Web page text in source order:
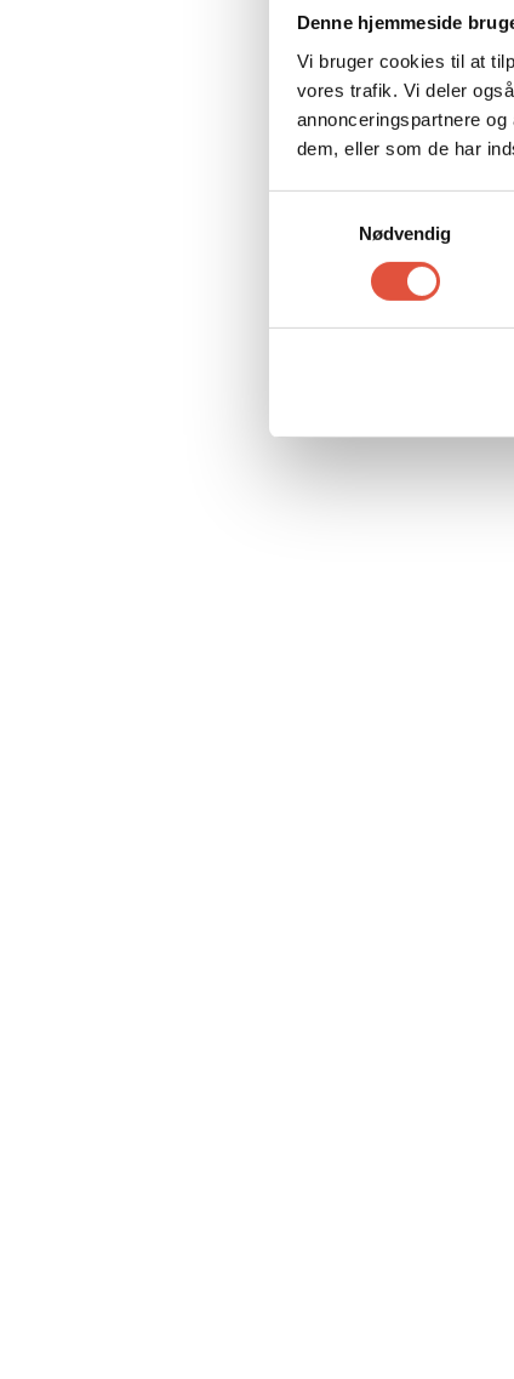
Denne hjemmeside
Vi bruger cookies til at
vores trafik. Vi deler
annonceringspartnere
dem, eller som de har
Nødvendig